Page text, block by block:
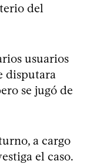
del
usuarios
disputara
se jugó de
a cargo
el caso.